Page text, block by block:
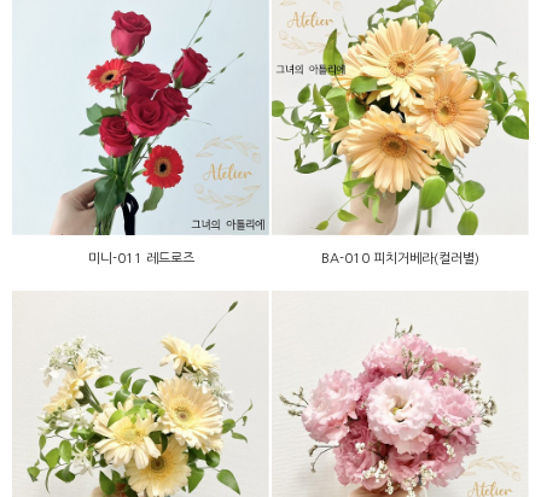
미니-011 레드로즈
미니-011 레드로즈
BA-010 피치거베라(컬러
별)
BA-010 피치거베라(컬러별)
BB-009 연피치거베라(컬러
별)
BA-009 핑크리시안(컬러
별)